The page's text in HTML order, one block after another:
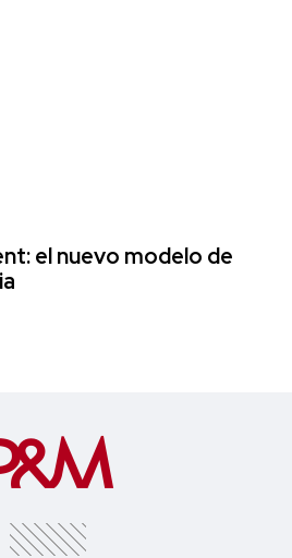
el nuevo modelo de